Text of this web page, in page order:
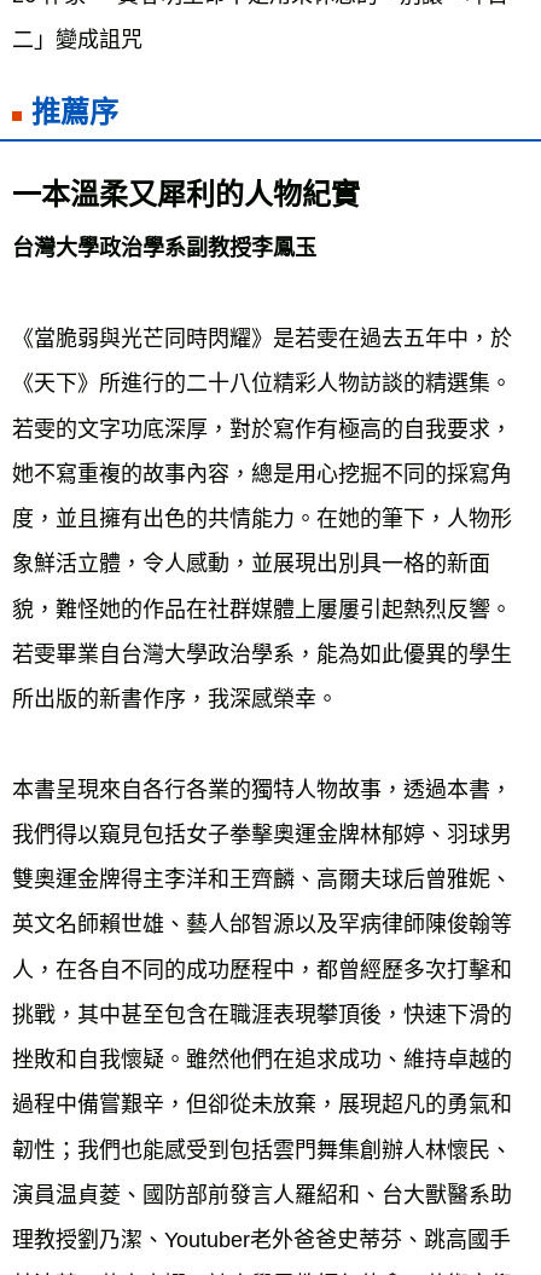
二」變成詛咒
推薦序
一本溫柔又犀利的人物紀實
《當脆弱與光芒同時閃耀》是若雯在過去五年中，於
《天下》所進行的二十八位精彩人物訪談的精選集。
若雯的文字功底深厚，對於寫作有極高的自我要求，
她不寫重複的故事內容，總是用心挖掘不同的採寫角
度，並且擁有出色的共情能力。在她的筆下，人物形
象鮮活立體，令人感動，並展現出別具一格的新面
貌，難怪她的作品在社群媒體上屢屢引起熱烈反響。
若雯畢業自台灣大學政治學系，能為如此優異的學生
本書呈現來自各行各業的獨特人物故事，透過本書，
我們得以窺見包括女子拳擊奧運金牌林郁婷、羽球男
雙奧運金牌得主李洋和王齊麟、高爾夫球后曾雅妮、
英文名師賴世雄、藝人邰智源以及罕病律師陳俊翰等
人，在各自不同的成功歷程中，都曾經歷多次打擊和
挑戰，其中甚至包含在職涯表現攀頂後，快速下滑的
挫敗和自我懷疑。雖然他們在追求成功、維持卓越的
過程中備嘗艱辛，但卻從未放棄，展現超凡的勇氣和
韌性；我們也能感受到包括雲門舞集創辦人林懷民、
演員温貞菱、國防部前發言人羅紹和、台大獸醫系助
理教授劉乃潔、Youtuber老外爸爸史蒂芬、跳高國手